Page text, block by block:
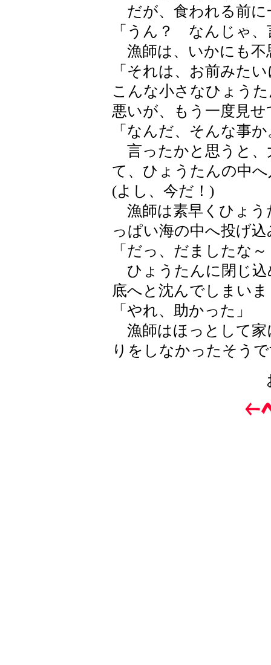
だが、食われる前に
「うん？ なんじゃ、
漁師は、いかにも不
「それは、お前みた
こんな小さなひょう
悪いが、もう一度見せ
「なんだ、そんな事
言ったかと思うと、
て、ひょうたんの中
(よし、今だ！)
漁師は素早くひょう
っぱい海の中へ投げ
「だっ、だましたな
ひょうたんに閉じ込
底へと沈んでしまい
「やれ、助かった」
漁師はほっとして家
りをしなかったそう